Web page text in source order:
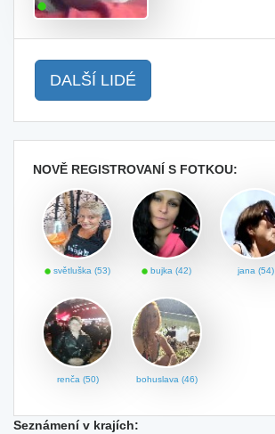
DALŠÍ LIDÉ
NOVĚ REGISTROVANÍ S FOTKOU:
světluška (53) bujka (42) jana (54)
renča (50) bohuslava (46)
Seznámení v krajích: